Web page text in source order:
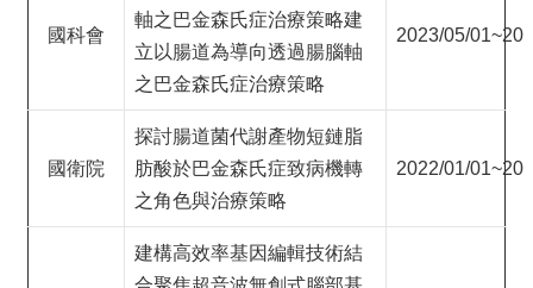
國科會
軸之巴金森氏症治療策略建
立以腸道為導向透過腸腦軸
之巴金森氏症治療策略
2023/05/
國衛院
探討腸道菌代謝產物短鏈脂
肪酸於巴金森氏症致病機轉
之角色與治療策略
2022/01/
建構高效率基因編輯技術結